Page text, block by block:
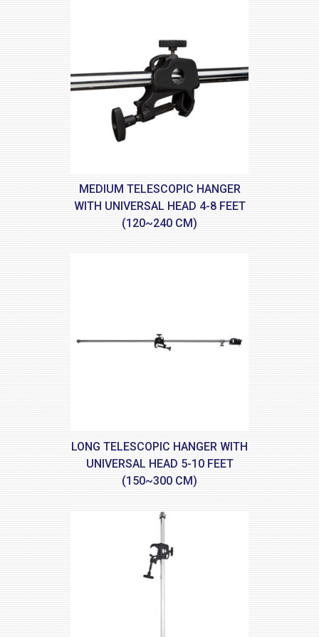
MEDIUM TELESCOPIC HANGER
WITH UNIVERSAL HEAD 4-8 FEET
(120~240 CM)
LONG TELESCOPIC HANGER WITH
UNIVERSAL HEAD 5-10 FEET
(150~300 CM)